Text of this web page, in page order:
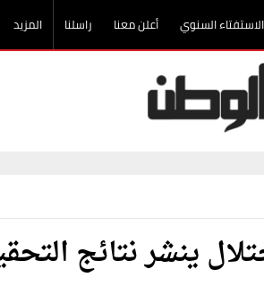
الاستفتاء السنوي أعلن معنا راسلنا المزيد
نتائج التحقيق بأحداث 7